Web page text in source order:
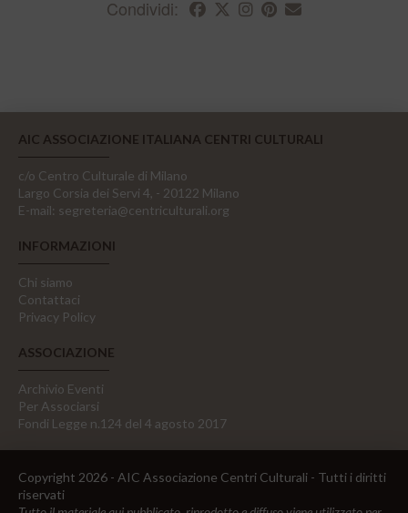
Condividi:
AIC ASSOCIAZIONE ITALIANA CENTRI CULTURALI
c/o Centro Culturale di Milano
Largo Corsia dei Servi 4, - 20122 Milano
E-mail: segreteria@centriculturali.org
INFORMAZIONI
Chi siamo
Contattaci
Privacy Policy
ASSOCIAZIONE
Archivio Eventi
Per Associarsi
Fondi Legge n.124 del 4 agosto 2017
Copyright 2026 - AIC Associazione Centri Culturali - Tutti i diritti
riservati